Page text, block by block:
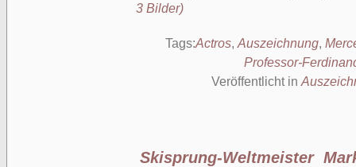
3 Bilder)
Tags:Actros, Auszeichnung,
Professor-
Veröffentlicht in
Skisprung-Weltmeister